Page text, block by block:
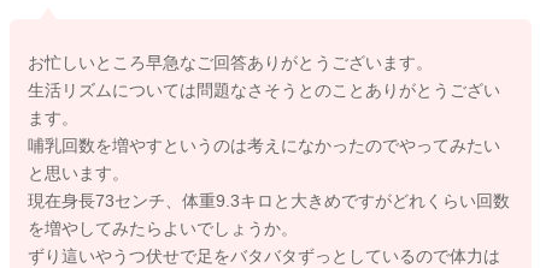
朝起きてから夜寝るまでの授乳回数が、数回増えるとどうか
な？と思いました。
実際の息子さんの哺乳よく、飲んでくれている状況はわからな
いのですが、今以上に吸ってもらう時間を増やすのは難しいよ
うでしたら、離乳食のご飯やお野菜の量をもう少し増やせそう
でしたら増やしてみていただくと、その分夜中に目を覚ました
りする事が減ることはないかなと思いました。
お忙しいところ早急なご回答ありがとうございます。
生活リズムについては問題なさそうとのことありがとうござい
ます。
哺乳回数を増やすというのは考えになかったのでやってみたい
と思います。
現在身長73センチ、体重9.3キロと大きめですがどれくらい回数
を増やしてみたらよいでしょうか。
ずり這いやうつ伏せで足をバタバタずっとしているので体力は